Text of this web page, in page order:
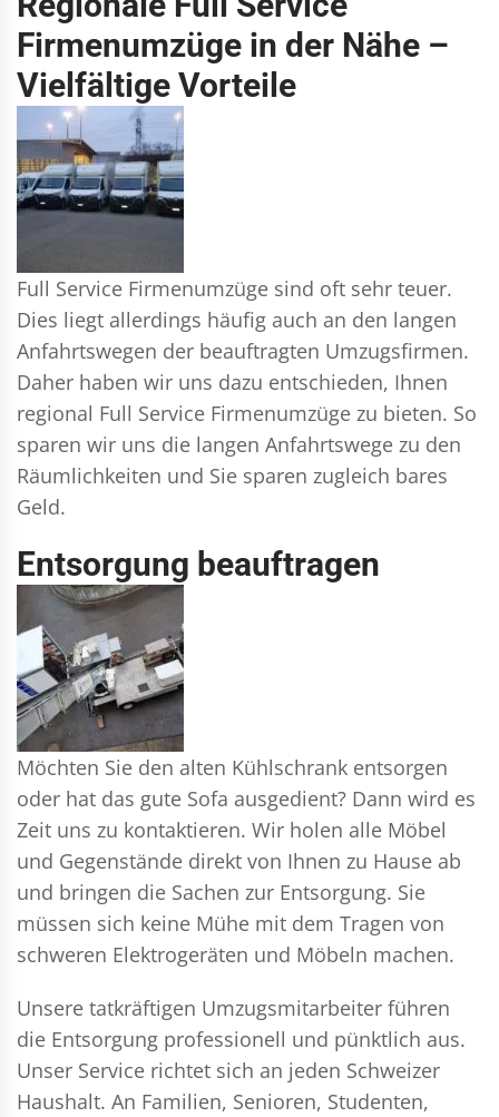
Firmenumzüge in der Nähe –
Vielfältige Vorteile
Full Service Firmenumzüge sind oft sehr teuer.
Dies liegt allerdings häufig auch an den langen
Anfahrtswegen der beauftragten Umzugsfirmen.
Daher haben wir uns dazu entschieden, Ihnen
regional Full Service Firmenumzüge zu bieten. So
sparen wir uns die langen Anfahrtswege zu den
Räumlichkeiten und Sie sparen zugleich bares
Geld.
Entsorgung beauftragen
Möchten Sie den alten Kühlschrank entsorgen
oder hat das gute Sofa ausgedient? Dann wird es
Zeit uns zu kontaktieren. Wir holen alle Möbel
und Gegenstände direkt von Ihnen zu Hause ab
und bringen die Sachen zur Entsorgung. Sie
müssen sich keine Mühe mit dem Tragen von
schweren Elektrogeräten und Möbeln machen.
Unsere tatkräftigen Umzugsmitarbeiter führen
die Entsorgung professionell und pünktlich aus.
Unser Service richtet sich an jeden Schweizer
Haushalt. An Familien, Senioren, Studenten,